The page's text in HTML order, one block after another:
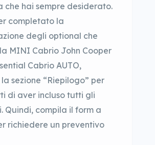
che hai sempre desiderato.
completato la
degli optional che
MINI Cabrio John Cooper
Cabrio AUTO,
sezione “Riepilogo” per
di aver incluso tutti gli
Quindi, compila il form a
richiedere un preventivo